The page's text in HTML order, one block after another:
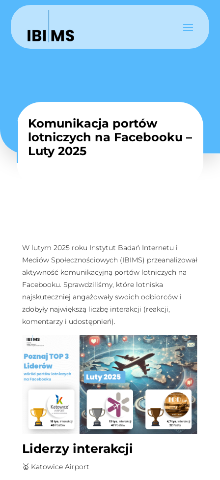
Komunikacja portów
lotniczych na Facebooku –
Luty 2025
W lutym 2025 roku Instytut Badań Internetu i
Mediów Społecznościowych (IBIMS) przeanalizował
aktywność komunikacyjną portów lotniczych na
Facebooku. Sprawdziliśmy, które lotniska
najskuteczniej angażowały swoich odbiorców i
zdobyły największą liczbę interakcji (reakcji,
komentarzy i udostępnień).
Liderzy interakcji
🥇 Katowice Airport